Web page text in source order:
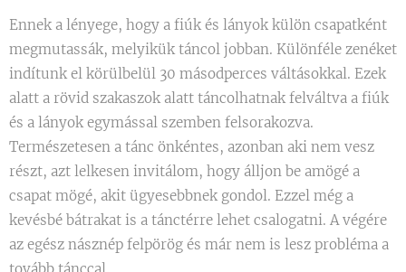
Ennek a lényege, hogy a fiúk és lányok külön csapatként
megmutassák, melyikük táncol jobban. Különféle zenéket
indítunk el körülbelül 30 másodperces váltásokkal. Ezek
alatt a rövid szakaszok alatt táncolhatnak felváltva a fiúk
és a lányok egymással szemben felsorakozva.
Természetesen a tánc önkéntes, azonban aki nem vesz
részt, azt lelkesen invitálom, hogy álljon be amögé a
csapat mögé, akit ügyesebbnek gondol. Ezzel még a
kevésbé bátrakat is a tánctérre lehet csalogatni. A végére
az egész násznép felpörög és már nem is lesz probléma a